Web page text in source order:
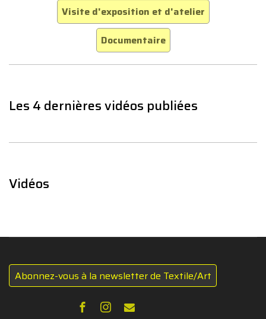
Visite d'exposition et d'atelier
Documentaire
Les 4 dernières vidéos publiées
Vidéos
Abonnez-vous à la newsletter de Textile/Art